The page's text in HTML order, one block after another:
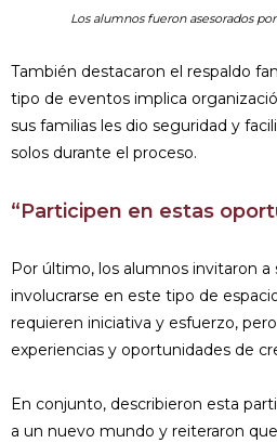
Los alumnos fueron asesorados
También destacaron el respaldo
tipo de eventos implica
sus familias les dio seguridad y
solos durante el proceso.
“Participen en estas
Por último, los alumnos invitaron a
involucrarse en este tipo de
requieren iniciativa y esfuerzo,
experiencias y oportunidades de
En conjunto, describieron esta
a un nuevo mundo y reiteraron